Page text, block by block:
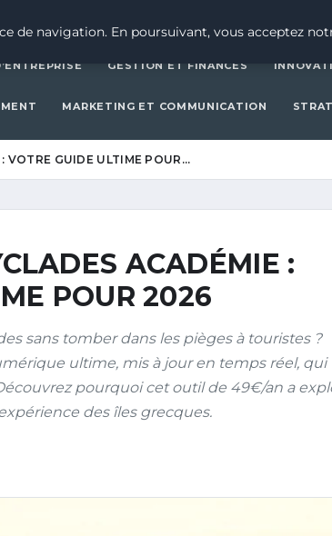
GESTION ET FINANCES
MARKETING ET COMMUNICATION
VOTRE GUIDE ULTIME POUR…
ACADÉMIE :
POUR 2026
sans tomber dans les pièges à touristes ?
ultime, mis à jour en temps réel, qui
pourquoi cet outil de 49€/an a
des îles grecques.
de navigation. En poursuivant, vous acceptez